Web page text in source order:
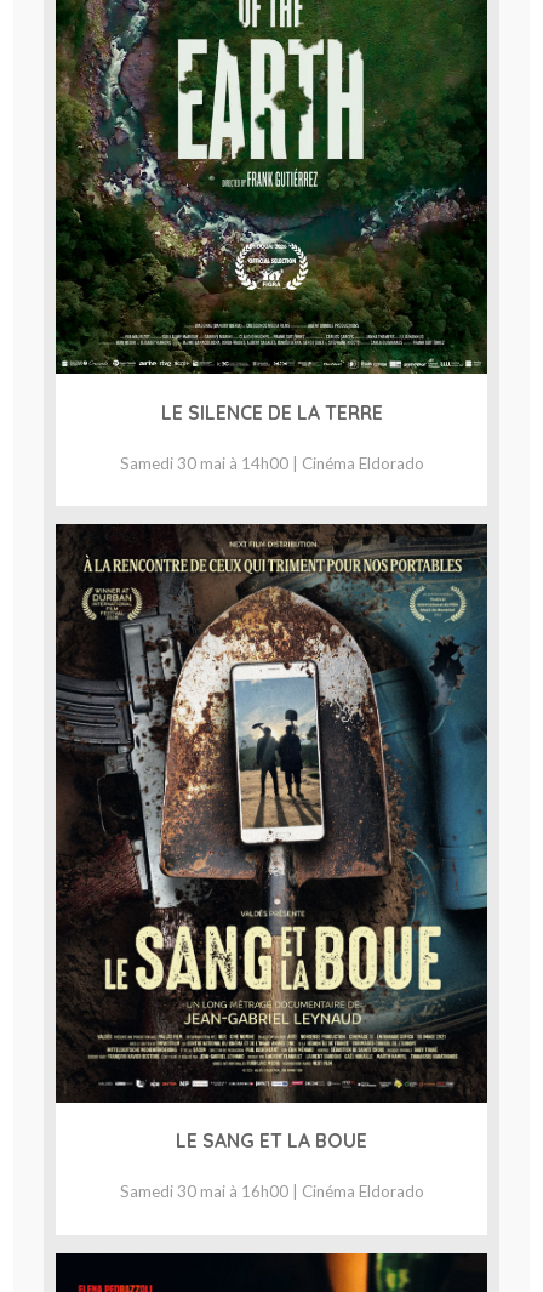
LE SILENCE DE LA TERRE
Samedi 30 mai à 14h00 | Cinéma Eldorado
LE SANG ET LA BOUE
Samedi 30 mai à 16h00 | Cinéma Eldorado